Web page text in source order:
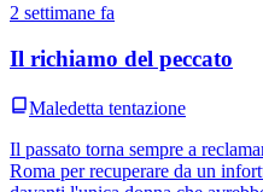
2 settimane fa
Il richiamo del peccato
Maledetta tentazione
Il passato torna sempre a
Roma per recuperare da un